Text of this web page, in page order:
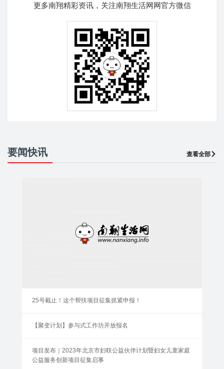
更多南翔精彩资讯，关注南翔生活网网官方微信
要闻快讯 查看全部
25号截止！这个帮扶项目征集抓紧申报！
【聚变计划】参与式工作坊开放报名
项目发布｜2023年北京市妇联公益伙伴计划暨妇女儿童家庭
公益服务创新项目征集启事